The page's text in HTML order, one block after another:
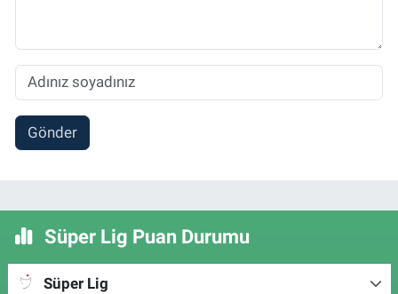
Gönder
Süper Lig Puan Durumu
Süper Lig